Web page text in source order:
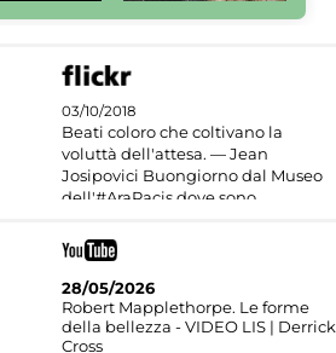
03/10/2018
Beati coloro che coltivano la
voluttà dell'attesa. — Jean
Josipovici Buongiorno dal Museo
dell'#AraPacis dove sono
28/05/2026
Robert Mapplethorpe. Le forme
della bellezza - VIDEO LIS | Derrick
Cross